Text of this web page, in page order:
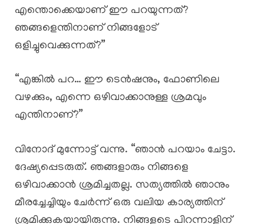
എന്തൊക്കെയാണ് ഈ പറയുന്നത്?
ഞങ്ങളെന്തിനാണ് നിങ്ങളോട്
ഒളിച്ചുവെക്കുന്നത്?”
“എങ്കിൽ പറ… ഈ ടെൻഷനും, ഫോണിലെ
വഴക്കും, എന്നെ ഒഴിവാക്കാനുള്ള ശ്രമവും
എന്തിനാണ്?”
വിനോദ് മുന്നോട്ട് വന്നു. “ഞാൻ പറയാം ചേട്ടാ.
ദേഷ്യപ്പെടരുത്. ഞങ്ങളാരും നിങ്ങളെ
ഒഴിവാക്കാൻ ശ്രമിച്ചതല്ല. സത്യത്തിൽ ഞാനും
മീരച്ചേച്ചിയും ചേർന്ന് ഒരു വലിയ കാര്യത്തിന്
ശ്രമിക്കുകയായിരുന്നു. നിങ്ങളുടെ പിറന്നാളിന്